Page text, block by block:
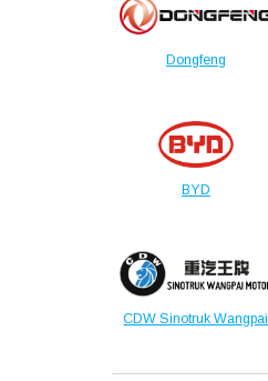
Dongfeng
BYD
CDW Sinotruk Wangpai